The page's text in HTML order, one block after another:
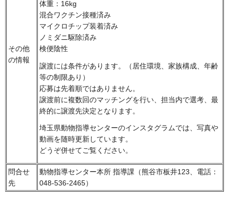
その他
の情報
体重：16kg
混合ワクチン接種済み
マイクロチップ装着済み
ノミダニ駆除済み
検便陰性
譲渡には条件があります。（居住環境、家族構成、年齢
等の制限あり）
応募は先着順ではありません。
譲渡前に複数回のマッチングを行い、担当内で選考、最
終的に譲渡先決定となります。
埼玉県動物指導センターのインスタグラムでは、写真や
動画を随時更新しています。
どうぞ併せてご覧ください。
問合せ
先
動物指導センター本所 指導課（熊谷市板井123、電話：
048-536-2465）